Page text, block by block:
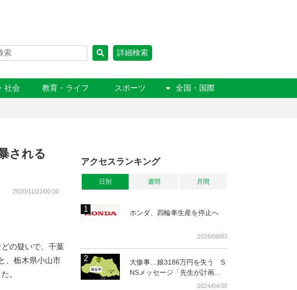
詳細検索
社会 教育・ライフ スポーツ 全国・国際
される
2020/11/22/00:00
の疑いで、千葉
、栃木県小山市
。
アクセスランキング
日別 週間 月間
ホンダ、四輪車生産を停止へ
2026/08/03
大惨事…娘3186万円を失う S
NSメッセージ「先生が計画...
2024/04/30